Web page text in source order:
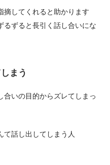
摘してくれると助かります
るずると長引く話し合いにな
まう
合いの目的からズレてしまっ
て話し出してしまう人